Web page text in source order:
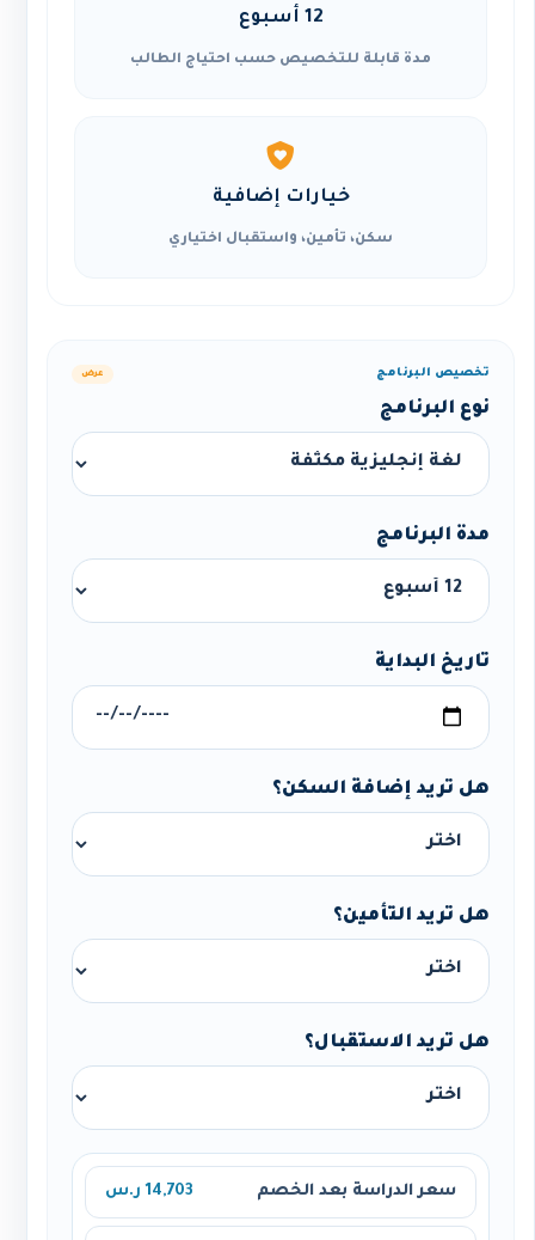
12 أسبوع
مدة قابلة للتخصيص حسب احتياج الطالب
خيارات إضافية
سكن، تأمين، واستقبال اختياري
تخصيص البرنامج عرض
نوع البرنامج
مدة البرنامج
تاريخ البداية
هل تريد إضافة السكن؟
هل تريد التأمين؟
هل تريد الاستقبال؟
سعر الدراسة بعد الخصم 14,703 ر.س